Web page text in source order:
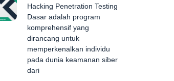
Hacking Penetration Testing
Dasar adalah program
komprehensif yang
dirancang untuk
memperkenalkan individu
pada dunia keamanan siber
dari